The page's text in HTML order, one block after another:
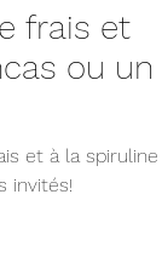
frais et
ou un
et à la spiruline
invités!